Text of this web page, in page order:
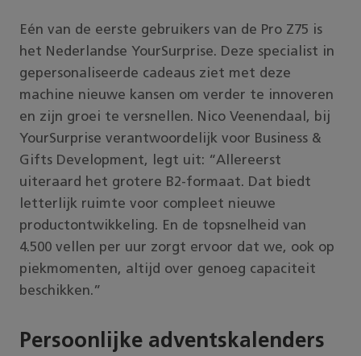
Eén van de eerste gebruikers van de Pro Z75 is
het Nederlandse YourSurprise. Deze specialist in
gepersonaliseerde cadeaus ziet met deze
machine nieuwe kansen om verder te innoveren
en zijn groei te versnellen. Nico Veenendaal, bij
YourSurprise verantwoordelijk voor Business &
Gifts Development, legt uit: “Allereerst
uiteraard het grotere B2-formaat. Dat biedt
letterlijk ruimte voor compleet nieuwe
productontwikkeling. En de topsnelheid van
4.500 vellen per uur zorgt ervoor dat we, ook op
piekmomenten, altijd over genoeg capaciteit
beschikken.”
Persoonlijke adventskalenders